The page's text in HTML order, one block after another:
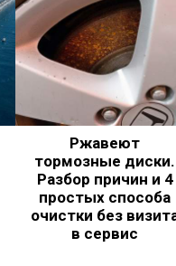
Ржавеют
тормозные диски.
Разбор причин и 4
простых способа
очистки без
в сервис